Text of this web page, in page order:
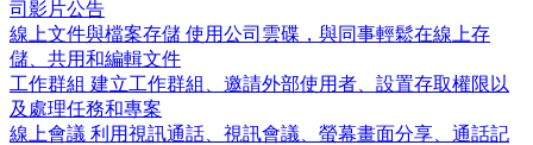
司影片公告
線上文件與檔案存儲 使用公司雲碟，與同事輕鬆在線上存
儲、共用和編輯文件
工作群組 建立工作群組、邀請外部使用者、設置存取權限以
及處理任務和專案
線上會議 利用視訊通話、視訊會議、螢幕畫面分享、通話記